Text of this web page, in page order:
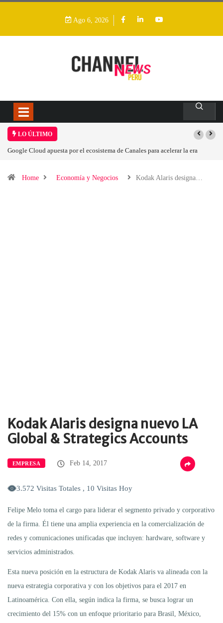
Ago 6, 2026
LO ÚLTIMO
Google Cloud apuesta por el ecosistema de Canales para acelerar la era
Home
Economía y Negocios Kodak Alaris designa…
Kodak Alaris designa nuevo LA
Global & Strategics Accounts
EMPRESA Feb 14, 2017
3.572 Visitas Totales , 10 Visitas Hoy
Felipe Melo toma el cargo para liderar el segmento privado y corporativo
de la firma. Él tiene una amplia experiencia en la comercialización de
redes y comunicaciones unificadas que incluyen: hardware, software y
servicios administrados.
Esta nueva posición en la estructura de Kodak Alaris va alineada con la
nueva estrategia corporativa y con los objetivos para el 2017 en
Latinoamérica. Con ella, según indica la firma, se busca lograr un
crecimiento del 15% con un enfoque prioritario para Brasil, México,